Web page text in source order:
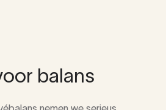
balans